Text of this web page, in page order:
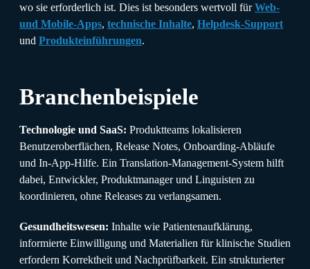
wo sie erforderlich ist. Dies ist besonders wertvoll fürWeb-
und Mobile-Apps, technische Inhalte, Helpdesk-Support
und Produkteinführungen.
Branchenbeispiele
Technologie und SaaS: Produktteams lokalisieren
Benutzeroberflächen, Release Notes, Onboarding-Abläufe
und In-App-Hilfe. Ein Translation-Management-System hilft
dabei, Entwickler, Produktmanager und Linguisten zu
koordinieren, ohne Releases zu verlangsamen.
Gesundheitswesen: Inhalte wie Patientenaufklärung,
informierte Einwilligung und Materialien für klinische Studien
erfordern Korrektheit und Nachprüfbarkeit. Ein strukturierter